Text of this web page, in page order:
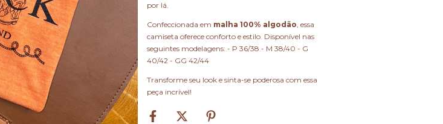
por lá.
Confeccionada em malha 100% algodão, essa
camiseta oferece conforto e estilo. Disponível nas
seguintes modelagens: - P 36/38 - M 38/40 - G
40/42 - GG 42/44
Transforme seu look e sinta-se poderosa com essa
peça incrível!